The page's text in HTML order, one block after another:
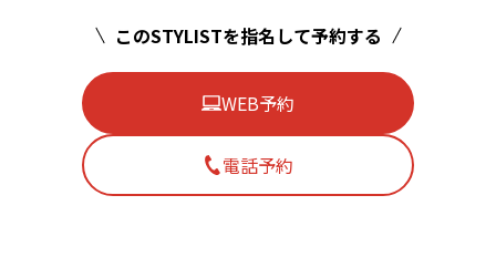
このSTYLISTを指名して予約する
WEB予約
電話予約